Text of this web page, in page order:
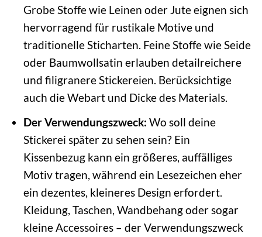
Grobe Stoffe wie Leinen oder Jute eignen sich
hervorragend für rustikale Motive und
traditionelle Sticharten. Feine Stoffe wie Seide
oder Baumwollsatin erlauben detailreichere
und filigranere Stickereien. Berücksichtige
auch die Webart und Dicke des Materials.
Der Verwendungszweck: Wo soll deine
Stickerei später zu sehen sein? Ein
Kissenbezug kann ein größeres, auffälliges
Motiv tragen, während ein Lesezeichen eher
ein dezentes, kleineres Design erfordert.
Kleidung, Taschen, Wandbehang oder sogar
kleine Accessoires – der Verwendungszweck